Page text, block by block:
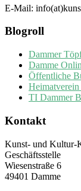
E-Mail:
Blogroll
Dammer
Damme
Öffentliche
TI Dammer
Kontakt
Kunst- und Kultur-
Geschäftsstelle
Wiesenstraße 6
49401 Damme